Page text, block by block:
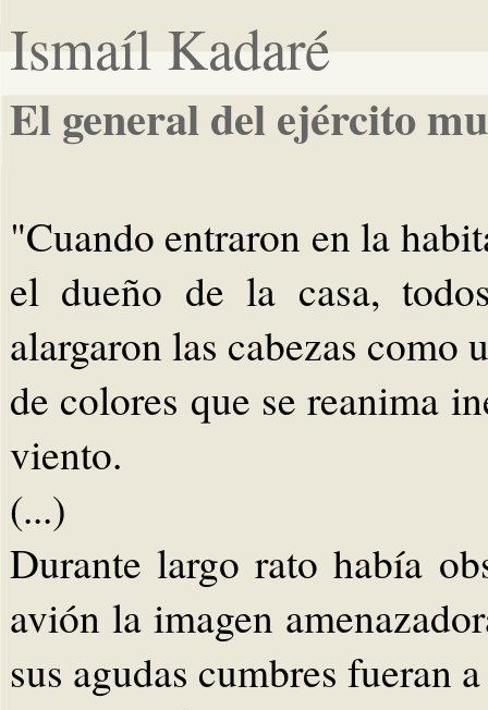
Ismaíl Kadaré
El general del ejército
"Cuando entraron en la
el dueño de la casa,
alargaron las cabezas como
de colores que se reanima
viento.
(...)
Durante largo rato había
avión la imagen
sus agudas cumbres fueran